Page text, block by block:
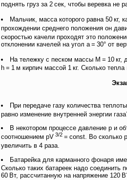
поднять груз за 2 сек, чтобы веревка не
Мальчик, масса которого равна 50 кг,
прохождении среднего положения он
скоростью качели проходят это
отклонении качелей на угол a = 30° от
На тележку с песком массы M = 10 кг,
h = 1 м кирпич массой 1 кг. Сколько
При передаче газу количества
равно изменение внутренней энергии
В некотором процессе давление p и
соотношением рV 3/2 = const. Во сколько
увеличить в 4 раза.
Батарейка для карманного фонаря
Сколько таких батареек надо
60 Вт, рассчитанную на напряжение 120